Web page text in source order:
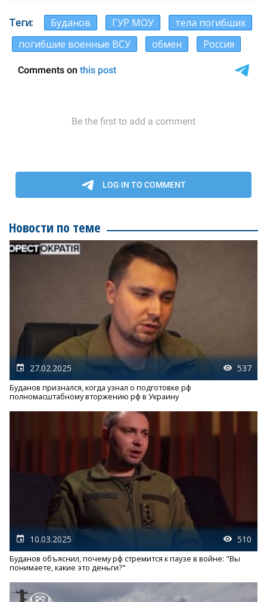
Теги Буданов ГУР МОУ
тела погибших
погибшие военные ВСУ
обмен Россия
Новости по теме
27.02.2025 537
Буданов признался, когда узнал о подготовке рф
полномасштабному вторжению рф в Украину
10.03.2025 510
Буданов объяснил, почему рф стремится к паузе в войне: "Вы
понимаете, какие это деньги?"